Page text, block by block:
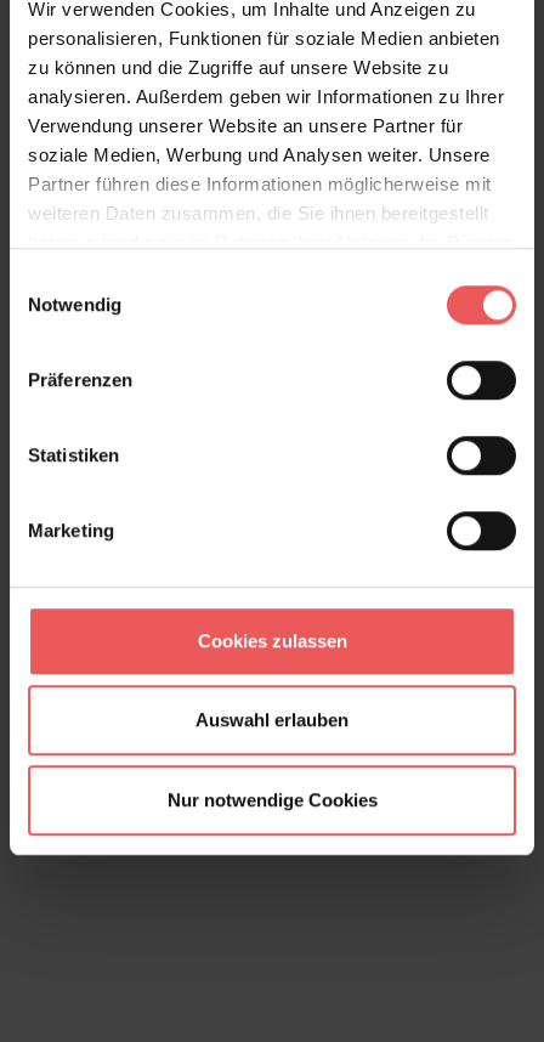
Wir verwenden Cookies, um Inhalte und Anzeigen zu
personalisieren, Funktionen für soziale Medien anbieten
zu können und die Zugriffe auf unsere Website zu
analysieren. Außerdem geben wir Informationen zu Ihrer
Verwendung unserer Website an unsere Partner für
soziale Medien, Werbung und Analysen weiter. Unsere
Partner führen diese Informationen möglicherweise mit
weiteren Daten zusammen, die Sie ihnen bereitgestellt
Notwendig
Präferenzen
Statistiken
Marketing
Cookies zulassen
Auswahl erlauben
Nur notwendige Cookies
Museum Birds, col. 03